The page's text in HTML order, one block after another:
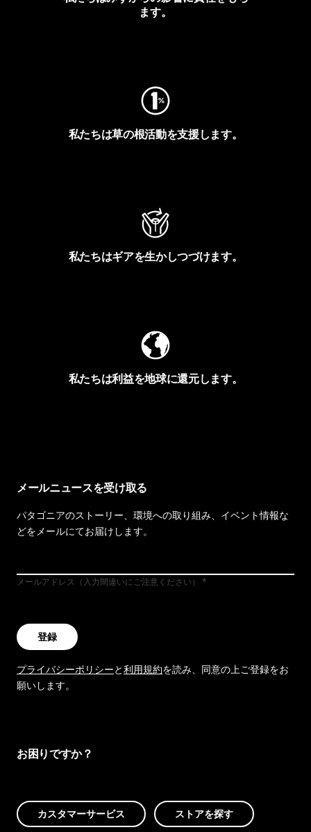
ます。
私たちは草の根活動を支援します。
私たちはギアを生かしつづけます。
私たちは利益を地球に還元します。
メールニュースを受け取る
パタゴニアのストーリー、環境への取り組み、イベント情報な
どをメールにてお届けします。
メールアドレス（入力間違いにご注意ください）
登録
プライバシーポリシーと利用規約を読み、同意の上ご登録をお
願いします。
お困りですか？
カスタマーサービス ストアを探す